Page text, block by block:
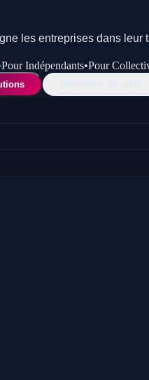
les entreprises dans
PourIndépendants•Pour